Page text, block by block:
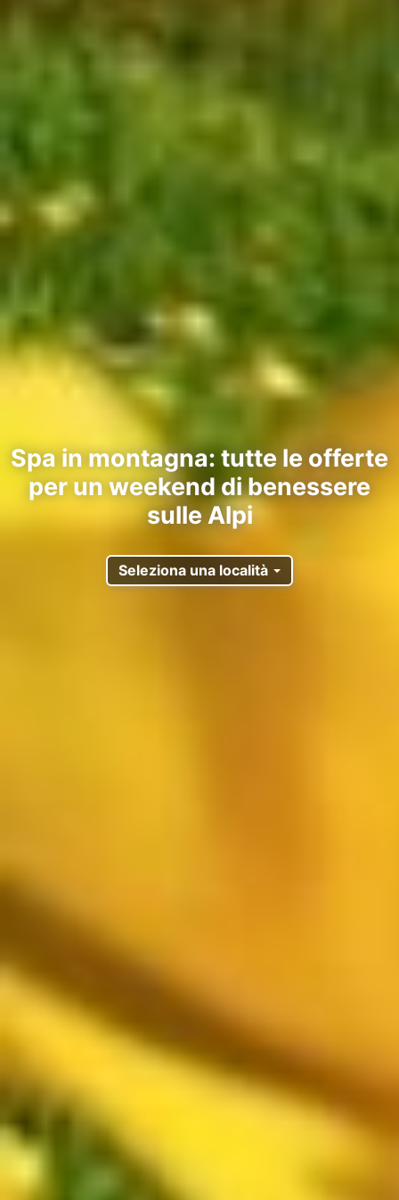
Spa in montagna: tutte le offerte
per un weekend di benessere
sulle Alpi
Seleziona una località